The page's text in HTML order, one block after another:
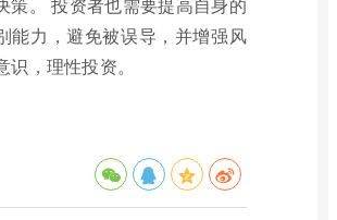
能力，避免被误导，并增强风
识，理性投资。